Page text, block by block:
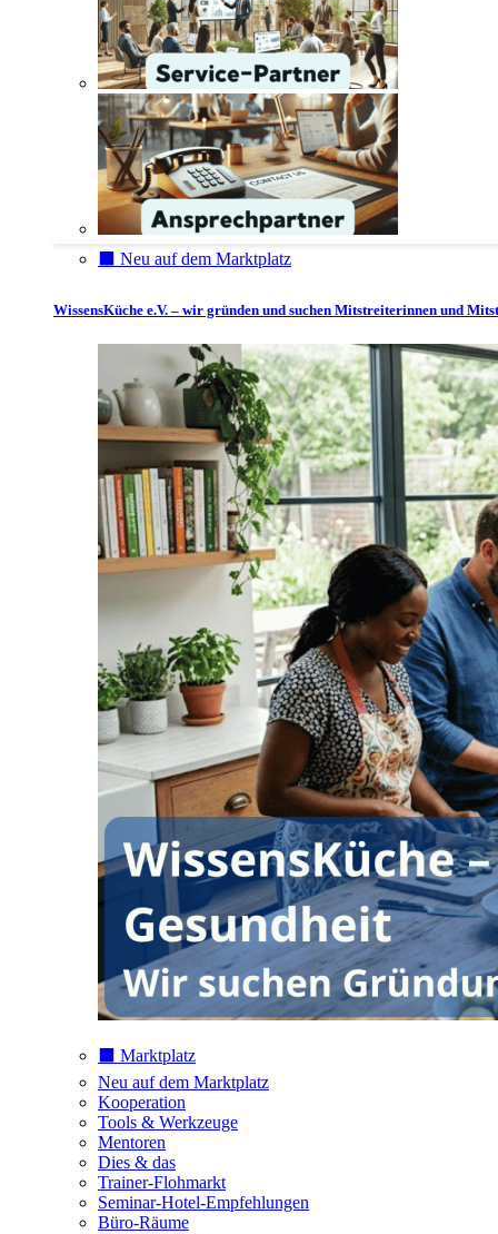
⬛️ Neu auf dem Marktplatz
WissensKüche e.V. – wir gründen und suchen Mitstreiterinnen und
⬛️ Marktplatz
Neu auf dem Marktplatz
Kooperation
Tools & Werkzeuge
Mentoren
Dies & das
Trainer-Flohmarkt
Seminar-Hotel-Empfehlungen
Büro-Räume